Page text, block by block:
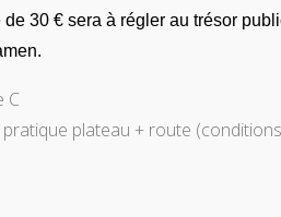
30 € sera à régler au trésor
C
pratique plateau + route